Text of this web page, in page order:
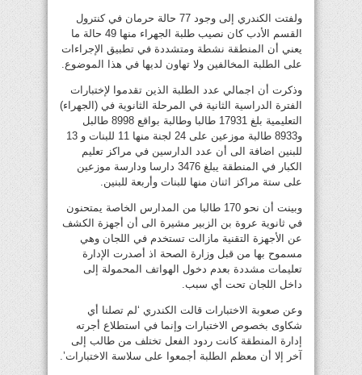
ولفتت الكندري إلى وجود 77 حالة حرمان في كنترول
القسم الأدب كان نصيب طلبة الجهراء منها 49 حالة ما
يعني أن المنطقة نشطة ومتشددة في تطبيق الإجراءات
على الطلبة المخالفين ولا تهاون لديها في هذا الموضوع.
وذكرت أن اجمالي عدد الطلبة الذين تقدموا لإختبارات
الفترة الدراسية الثانية في المرحلة الثانوية في (الجهراء)
التعليمية بلغ 17931 طالبا وطالبة بواقع 8998 طالبل
و8933 طالبة موزعين على 24 لجنة منها 11 للبنات و 13
للبنين اضافة الى أن عدد الدارسين في مراكز تعليم
الكبار في المنطقة يبلغ 3476 دارسا ودارسة موزعين
على ستة مراكز اثنان منها للبنات وأربعة للبنين.
وبينت أن نحو 170 طالبا من المدارس الخاصة يمتحنون
في ثانوية عروة بن الزبير مشيرة الى أن أجهزة الكشف
عن الأجهزة التقنية مازالت تستخدم في اللجان وهي
مسموح بها من قبل وزارة الصحة اذ أصدرت الإدارة
تعليمات مشددة بعدم دخول الهواتف المحمولة إلى
داخل اللجان تحت أي سبب.
وعن صعوبة الاختبارات قالت الكندري ‘لم تصلنا أي
شكاوى بخصوص الاختبارات وإنما في استطلاع أجرته
إدارة المنطقة كانت ردود الفعل تختلف من طالب إلى
آخر إلا أن معظم الطلبة أجمعوا على سلاسة الاختبارات’.